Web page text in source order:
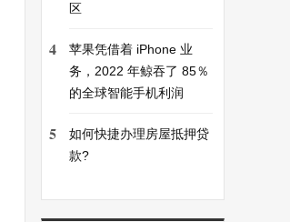
区
4
苹果凭借着 iPhone 业
务，2022 年鲸吞了 85％
的全球智能手机利润
5
如何快捷办理房屋抵押贷
款?